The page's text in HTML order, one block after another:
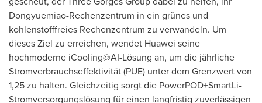
Dongyuemiao-Rechenzentrum in ein grünes und
kohlenstofffreies Rechenzentrum zu verwandeln. Um
dieses Ziel zu erreichen, wendet Huawei seine
hochmoderne iCooling@AI-Lösung an, um die jährliche
Stromverbrauchseffektivität (PUE) unter dem Grenzwert von
1,25 zu halten. Gleichzeitig sorgt die PowerPOD+SmartLi-
Stromversorgungslösung für einen langfristig zuverlässigen